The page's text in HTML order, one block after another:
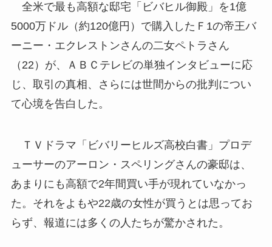
全米で最も高額な邸宅「ビバヒル御殿」を1億
5000万ドル（約120億円）で購入したＦ1の帝王バ
ーニー・エクレストンさんの二女ペトラさん
（22）が、ＡＢＣテレビの単独インタビューに応
じ、取引の真相、さらには世間からの批判につい
て心境を告白した。
ＴＶドラマ「ビバリーヒルズ高校白書」プロデ
ューサーのアーロン・スペリングさんの豪邸は、
あまりにも高額で2年間買い手が現れていなかっ
た。それをよもや22歳の女性が買うとは思ってお
らず、報道には多くの人たちが驚かされた。